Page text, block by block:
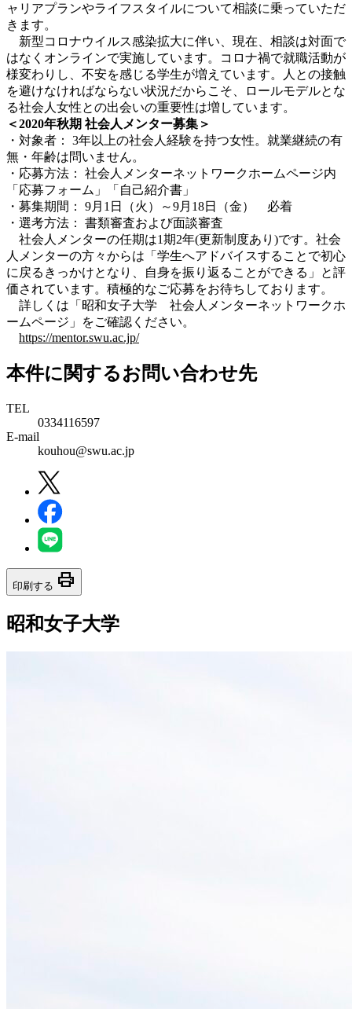
ャリアプランやライフスタイルについて相談に乗っていただ
きます。
新型コロナウイルス感染拡大に伴い、現在、相談は対面で
はなくオンラインで実施しています。コロナ禍で就職活動が
様変わりし、不安を感じる学生が増えています。人との接触
を避けなければならない状況だからこそ、ロールモデルとな
る社会人女性との出会いの重要性は増しています。
＜2020年秋期 社会人メンター募集＞
・対象者： 3年以上の社会人経験を持つ女性。就業継続の有
無・年齢は問いません。
・応募方法： 社会人メンターネットワークホームページ内
「応募フォーム」「自己紹介書」
・募集期間： 9月1日（火）～9月18日（金） 必着
・選考方法： 書類審査および面談審査
社会人メンターの任期は1期2年(更新制度あり)です。社会
人メンターの方々からは「学生へアドバイスすることで初心
に戻るきっかけとなり、自身を振り返ることができる」と評
価されています。積極的なご応募をお待ちしております。
詳しくは「昭和女子大学 社会人メンターネットワークホ
ームページ」をご確認ください。
https://mentor.swu.ac.jp/
本件に関するお問い合わせ先
TEL
0334116597
E-mail
kouhou@swu.ac.jp
印刷する print
昭和女子大学